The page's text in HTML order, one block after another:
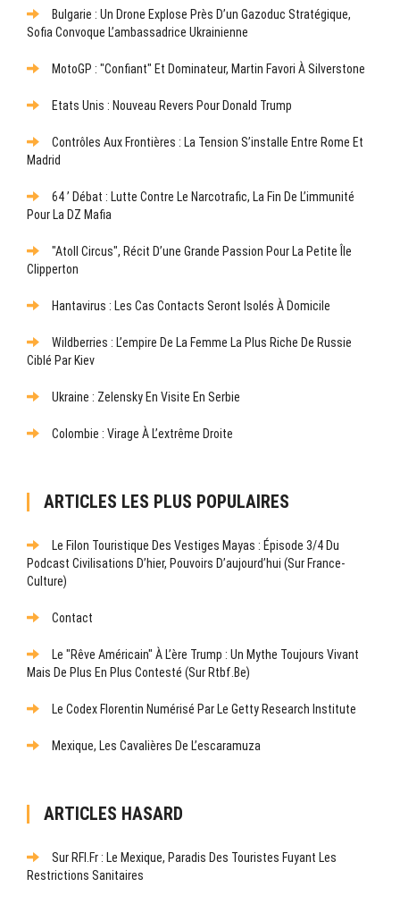
Bulgarie : Un Drone Explose Près D’un Gazoduc Stratégique,
Sofia Convoque L’ambassadrice Ukrainienne
MotoGP : "Confiant" Et Dominateur, Martin Favori À Silverstone
Etats Unis : Nouveau Revers Pour Donald Trump
Contrôles Aux Frontières : La Tension S’installe Entre Rome Et
Madrid
64 ’ Débat : Lutte Contre Le Narcotrafic, La Fin De L’immunité
Pour La DZ Mafia
"Atoll Circus", Récit D’une Grande Passion Pour La Petite Île
Clipperton
Hantavirus : Les Cas Contacts Seront Isolés À Domicile
Wildberries : L’empire De La Femme La Plus Riche De Russie
Ciblé Par Kiev
Ukraine : Zelensky En Visite En Serbie
Colombie : Virage À L’extrême Droite
ARTICLES LES PLUS POPULAIRES
Le Filon Touristique Des Vestiges Mayas : Épisode 3/4 Du
Podcast Civilisations D’hier, Pouvoirs D’aujourd’hui (sur France-
Culture)
Contact
Le "rêve Américain" À L’ère Trump : Un Mythe Toujours Vivant
Mais De Plus En Plus Contesté (sur Rtbf.be)
Le Codex Florentin Numérisé Par Le Getty Research Institute
Mexique, Les Cavalières De L’escaramuza
ARTICLES HASARD
Sur RFI.fr : Le Mexique, Paradis Des Touristes Fuyant Les
Restrictions Sanitaires